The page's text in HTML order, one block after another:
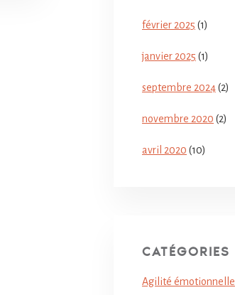
février 2025 (1)
janvier 2025 (1)
septembre 2024(2)
novembre 2020 (2)
avril 2020 (10)
CATÉGORIES
Agilité émotionnelle